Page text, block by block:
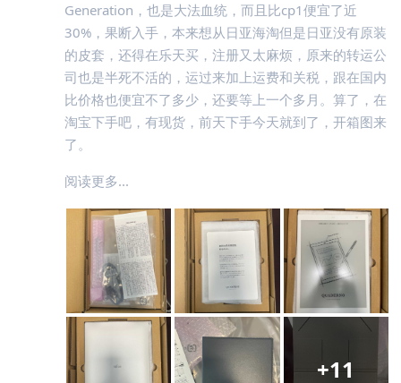
Generation，也是大法血统，而且比cp1便宜了近
30%，果断入手，本来想从日亚海淘但是日亚没有原装
的皮套，还得在乐天买，注册又太麻烦，原来的转运公
司也是半死不活的，运过来加上运费和关税，跟在国内
比价格也便宜不了多少，还要等上一个多月。算了，在
淘宝下手吧，有现货，前天下手今天就到了，开箱图来
了。
阅读更多...